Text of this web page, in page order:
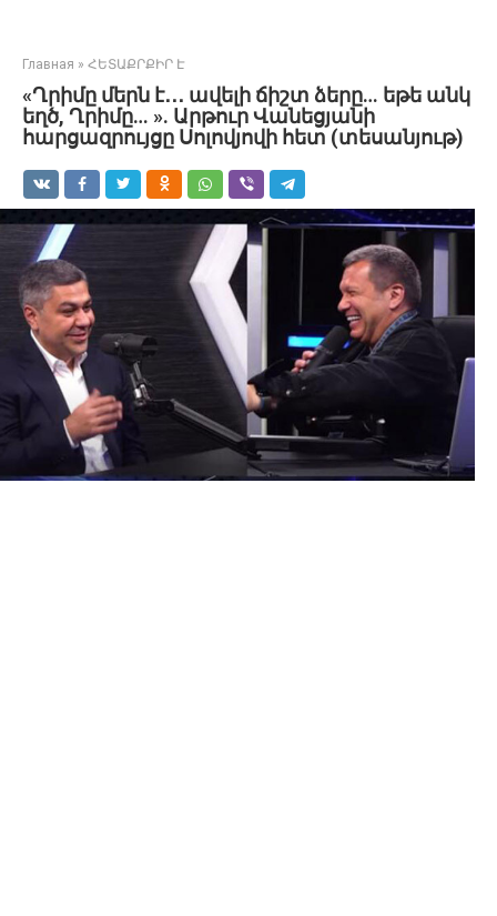
Главная » ՀԵՏԱՔՐՔԻՐ Է
«Ղրիմը մերն է․․․ ավելի ճիշտ ձերը… եթե անկ
եղծ, Ղրիմը… ». Արթուր Վանեցյանի
հարցազրույցը Սոլովյովի հետ (տեսանյութ)